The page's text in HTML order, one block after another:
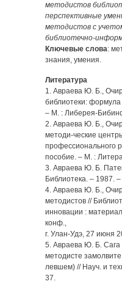
методистов
перспективные
методистов с
библиотечно-
Ключевые слова:
знания, умения.
Литература
1. Авраева Ю. Б.,
библиотеки: формула
– М. : Либерея-
2. Авраева Ю. Б.,
методи-ческие
профессионального
пособие. – М. :
3. Авраева Ю. Б.
Библиотека. – 1987.
4. Авраева Ю. Б.,
методистов //
инновации :
конф.,
г. Улан-Удэ, 27 июня
5. Авраева Ю. Б.
методисте
левшем) // Науч. и
37.